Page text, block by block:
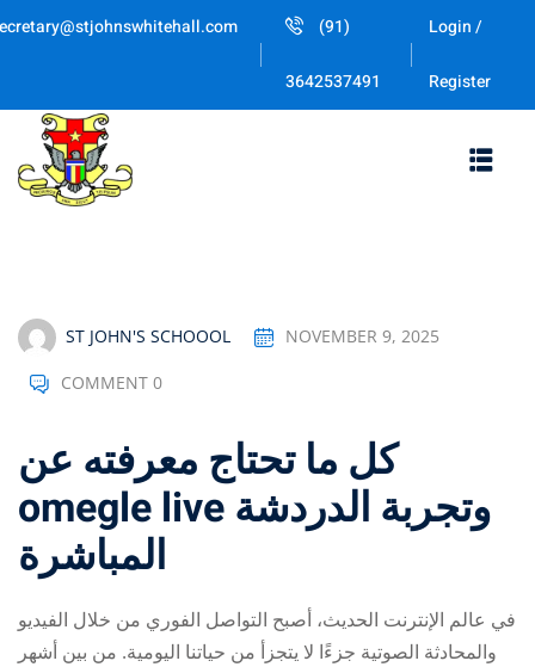
Skip
(91)
3642537491
Login /
Register
ST JOHN'S SCHOOOL NOVEMBER 9, 2025
COMMENT 0
كل ما تحتاج معرفته عن
omegle live وتجربة الدردشة
المباشرة
في عالم الإنترنت الحديث، أصبح التواصل الفوري من خلال الفيديو
والمحادثة الصوتية جزءًا لا يتجزأ من حياتنا اليومية. من بين أشهر